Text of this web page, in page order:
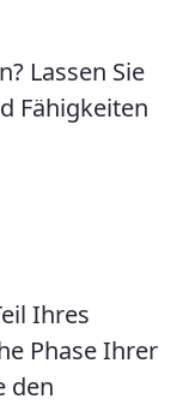
Lassen Sie
Fähigkeiten
Ihres
Phase Ihrer
den